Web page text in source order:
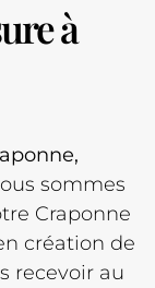
à
sommes
Craponne
création de
recevoir au